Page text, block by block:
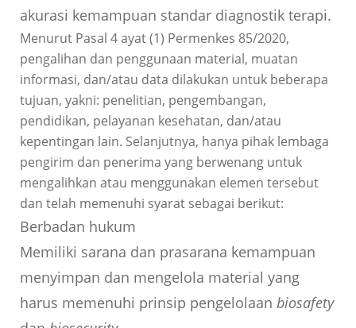
akurasi kemampuan standar diagnostik terapi.
Menurut Pasal 4 ayat (1) Permenkes 85/2020,
pengalihan dan penggunaan material, muatan
informasi, dan/atau data dilakukan untuk beberapa
tujuan, yakni: penelitian, pengembangan,
pendidikan, pelayanan kesehatan, dan/atau
kepentingan lain. Selanjutnya, hanya pihak lembaga
pengirim dan penerima yang berwenang untuk
mengalihkan atau menggunakan elemen tersebut
dan telah memenuhi syarat sebagai berikut:
Berbadan hukum
Memiliki sarana dan prasarana kemampuan
menyimpan dan mengelola material yang
harus memenuhi prinsip pengelolaan biosafety